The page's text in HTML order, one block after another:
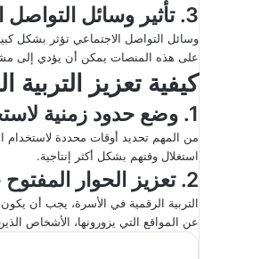
3. تأثير وسائل التواصل الاجتماعي
وسائل التواصل الاجتماعي تؤثر بشكل
على هذه المنصات يمكن أن يؤدي إلى
كيفية تعزيز
1. وضع حدود زمنية لاستخدام الأجهزة
من المهم تحديد أوقات محددة لاستخدام
استغلال وقتهم بشكل أكثر إنتاجية.
2. تعزيز الحوار المفتوح حول التكنولوجيا
التربية الرقمية في الأسرة، يجب أن
عن المواقع التي يزورونها، الأشخاص